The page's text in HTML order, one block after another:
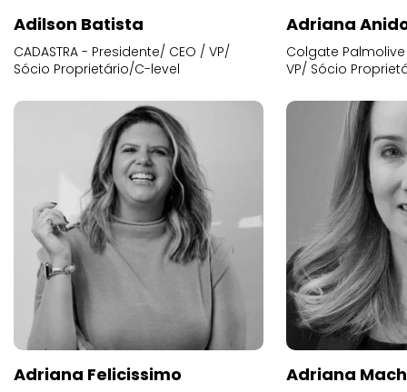
Adilson Batista
CADASTRA - Presidente/ CEO / VP/
Sócio Proprietário/C-level
Adriana
Colgate
VP/ Sócio
Adriana Felicissimo Adriana